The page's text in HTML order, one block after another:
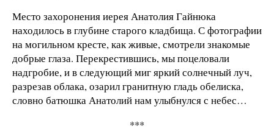
Место захоронения иерея Анатолия Гайнюка
находилось в глубине старого кладбища. С фотографии
на могильном кресте, как живые, смотрели знакомые
добрые глаза. Перекрестившись, мы поцеловали
надгробие, и в следующий миг яркий солнечный луч,
разрезав облака, озарил гранитную гладь обелиска,
словно батюшка Анатолий нам улыбнулся с небес…
***